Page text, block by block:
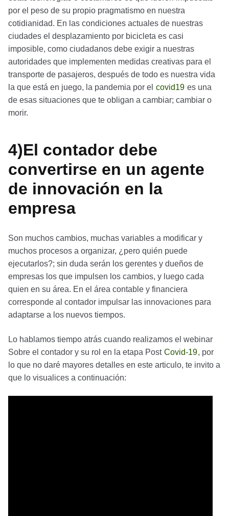
por el peso de su propio pragmatismo en nuestra
cotidianidad. En las condiciones actuales de nuestras
ciudades el desplazamiento por bicicleta es casi
imposible, como ciudadanos debe exigir a nuestras
autoridades que implementen medidas creativas para el
transporte de pasajeros, después de todo es nuestra vida
la que está en juego, la pandemia por el covid19 es una
de esas situaciones que te obligan a cambiar; cambiar o
morir.
4)El contador debe
convertirse en un agente
de innovación en la
empresa
Son muchos cambios, muchas variables a modificar y
muchos procesos a organizar, ¿pero quién puede
ejecutarlos?; sin duda serán los gerentes y dueños de
empresas los que impulsen los cambios, y luego cada
quien en su área. En el área contable y financiera
corresponde al contador impulsar las innovaciones para
adaptarse a los nuevos tiempos.
Lo hablamos tiempo atrás cuando realizamos el webinar
Sobre el contador y su rol en la etapa Post Covid-19, por
lo que no daré mayores detalles en este articulo, te invito a
que lo visualices a continuación: